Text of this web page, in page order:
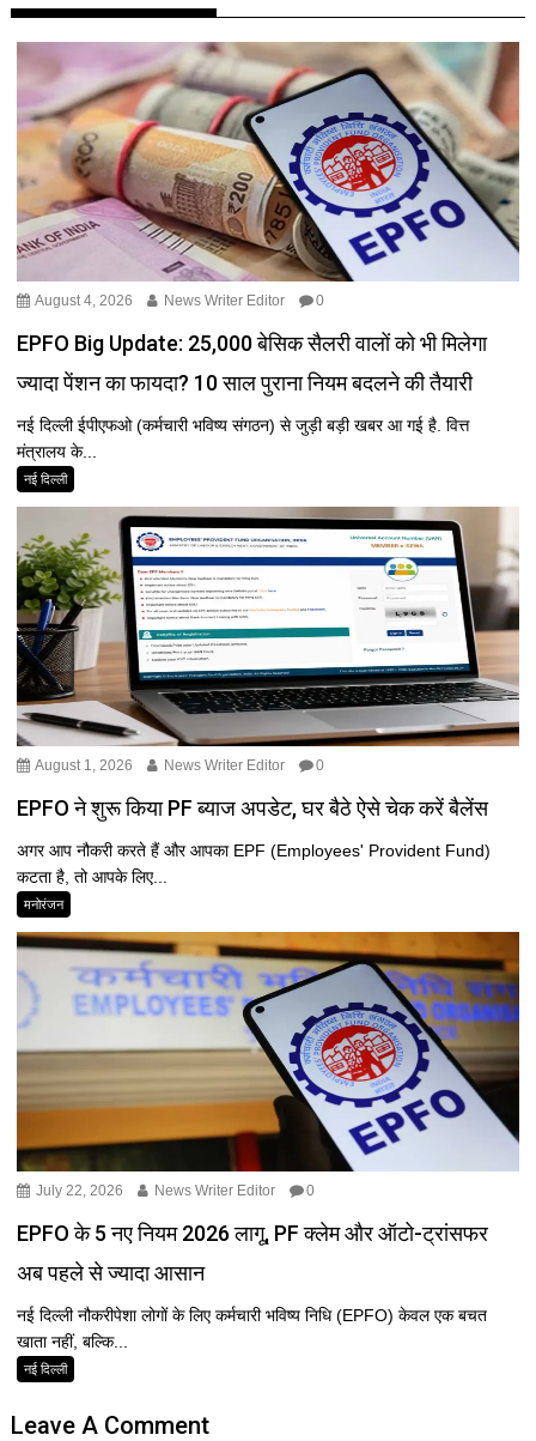
August 4, 2026 News Writer Editor 0
EPFO Big Update: ₹25,000 बेसिक सैलरी वालों को भी मिलेगा
ज्यादा पेंशन का फायदा? 10 साल पुराना नियम बदलने की तैयारी
नई दिल्ली ईपीएफओ (कर्मचारी भविष्य संगठन) से जुड़ी बड़ी खबर आ गई है. वित्त
मंत्रालय के...
नई दिल्ली
August 1, 2026 News Writer Editor 0
EPFO ने शुरू किया PF ब्याज अपडेट, घर बैठे ऐसे चेक करें बैलेंस
अगर आप नौकरी करते हैं और आपका EPF (Employees' Provident Fund)
कटता है, तो आपके लिए...
मनोरंजन
July 22, 2026 News Writer Editor 0
EPFO के 5 नए नियम 2026 लागू, PF क्लेम और ऑटो-ट्रांसफर
अब पहले से ज्यादा आसान
नई दिल्ली नौकरीपेशा लोगों के लिए कर्मचारी भविष्य निधि (EPFO) केवल एक बचत
खाता नहीं, बल्कि...
नई दिल्ली
Leave A Comment